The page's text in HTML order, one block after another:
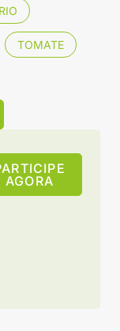
TOMATE
AGORA